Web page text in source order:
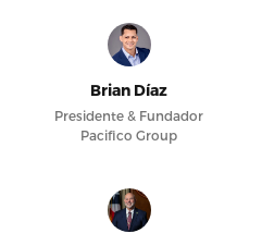
Brian Díaz
Presidente & Fundador
Pacifico Group